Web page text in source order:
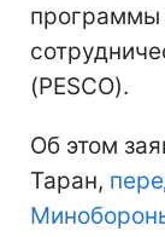
программы
(PESCO).
Об этом
Таран,